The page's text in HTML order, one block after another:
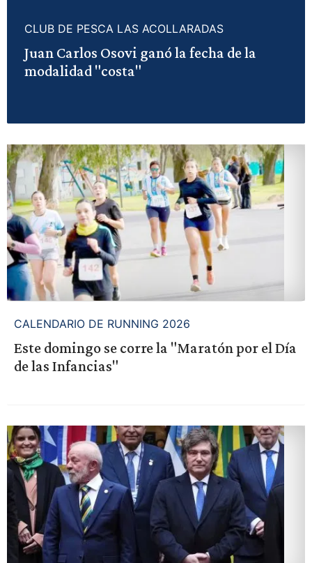
CLUB DE PESCA LAS ACOLLARADAS
Juan Carlos Osovi ganó la fecha de la
modalidad "costa"
CALENDARIO DE RUNNING 2026
Este domingo se corre la "Maratón por el Día
de las Infancias"